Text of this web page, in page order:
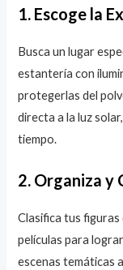
1. Escoge la
Busca un lugar
estantería con
protegerlas del
directa a la luz
tiempo.
2. Organiza y
Clasifica tus figuras
películas para
escenas temáticas